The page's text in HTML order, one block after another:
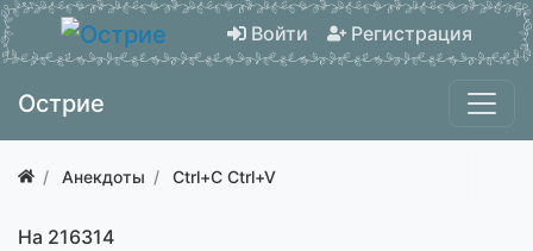
Войти Регистрация
Острие
Анекдоты Ctrl+C Ctrl+V
На 216314